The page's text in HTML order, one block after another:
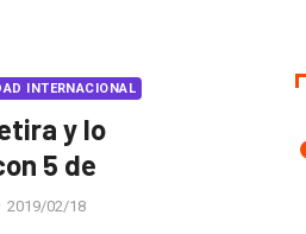
INTERNACIONAL
y lo
5 de
2019/02/18